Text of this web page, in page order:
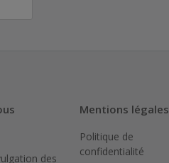
des
Mentions légales
Politique de
confidentialité